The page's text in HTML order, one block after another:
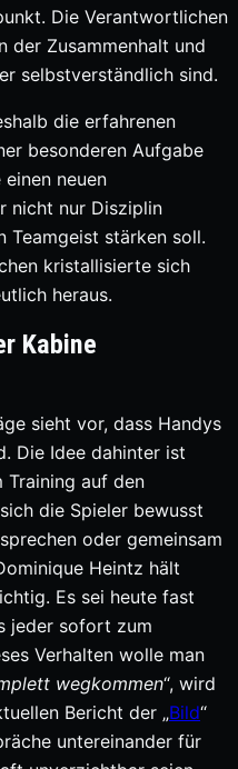
Die Verantwortlichen
der Zusammenhalt und
selbstverständlich sind.
die erfahrenen
besonderen Aufgabe
neuen
nicht nur Disziplin
Teamgeist stärken soll.
kristallisierte sich
heraus.
Kabine
sieht vor, dass Handys
Die Idee dahinter ist
auf den
die Spieler bewusst
oder gemeinsam
Heintz hält
Es sei heute fast
jeder sofort zum
Verhalten wolle man
wegkommen“, wird
Bericht der „Bild“
untereinander für